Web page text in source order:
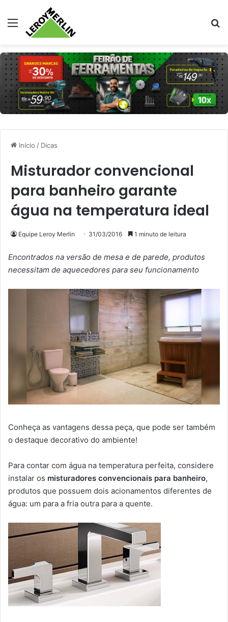
Menu
Início / Dicas
Misturador convencional
para banheiro garante
água na temperatura ideal
Equipe Leroy Merlin 31/03/2016 1 minuto de leitura
Encontrados na versão de mesa e de parede, produtos
necessitam de aquecedores para seu funcionamento
Conheça as vantagens dessa peça, que pode ser também
o destaque decorativo do ambiente!
Para contar com água na temperatura perfeita, considere
instalar os misturadores convencionais para banheiro,
produtos que possuem dois acionamentos diferentes de
água: um para a fria outra para a quente.